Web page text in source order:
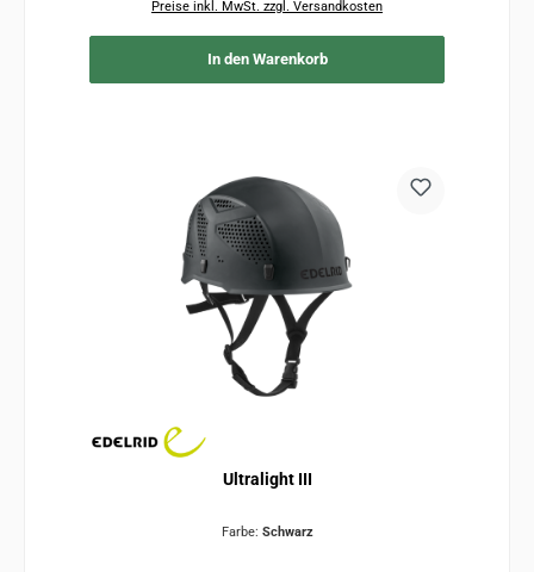
Preise inkl. MwSt. zzgl. Versandkosten
In den Warenkorb
Ultralight III
Farbe: Schwarz